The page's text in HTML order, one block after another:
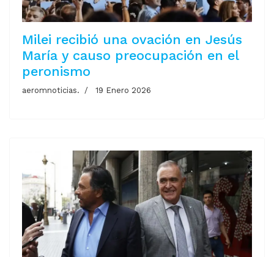
Milei recibió una ovación en Jesús
María y causo preocupación en el
peronismo
aeromnoticias. 19 Enero 2026